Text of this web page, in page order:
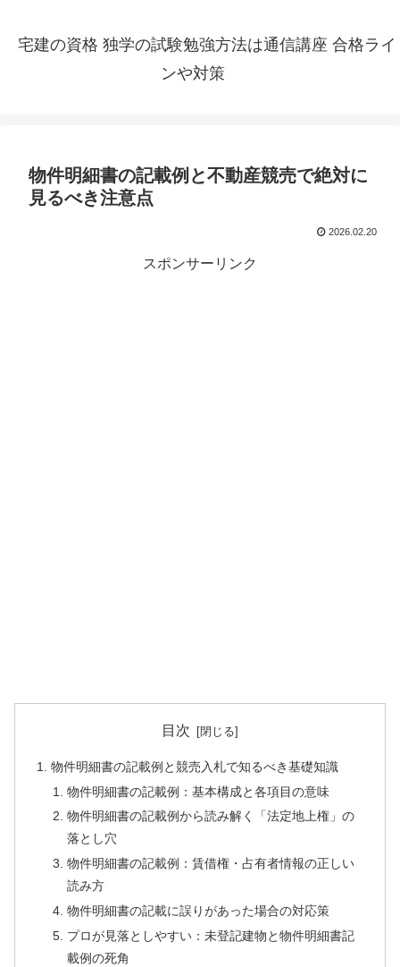
宅建の資格 独学の試験勉強方法は通信講座 合格ライ
ンや対策
物件明細書の記載例と不動産競売で絶対に
見るべき注意点
2026.02.20
スポンサーリンク
目次
物件明細書の記載例と競売入札で知るべき基礎知識
物件明細書の記載例：基本構成と各項目の意味
物件明細書の記載例から読み解く「法定地上権」の
落とし穴
物件明細書の記載例：賃借権・占有者情報の正しい
読み方
物件明細書の記載に誤りがあった場合の対応策
プロが見落としやすい：未登記建物と物件明細書記
載例の死角